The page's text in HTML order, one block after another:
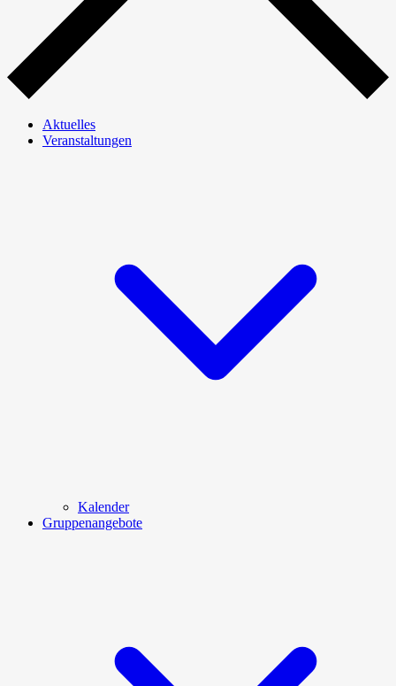
Aktuelles
Veranstaltungen
Kalender
Gruppenangebote